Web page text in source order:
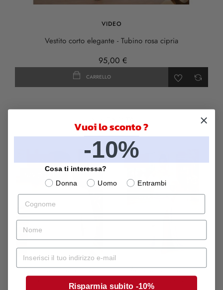
VIDEO
Vestito corto elegante - Tubino rosa cipria
95,00 €
CARRELLO
IN VENDITA
-30%
Smoking uomo bianco
-20%
LILLA
Abito da cerimonia a
sirena, glicine - Olga
Vuoi lo sconto ?
-10%
Cosa ti interessa?
Donna
Uomo
Entrambi
Cognome
nome
Mail
Risparmia subito -10%